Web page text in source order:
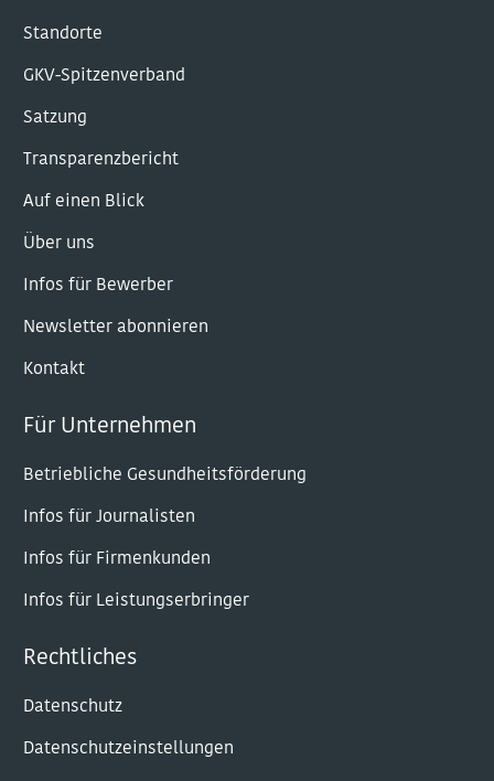
Standorte
GKV-Spitzenverband
Satzung
Transparenzbericht
Auf einen Blick
Über uns
Infos für Bewerber
Newsletter abonnieren
Kontakt
Für Unternehmen
Betriebliche Gesundheitsförderung
Infos für Journalisten
Infos für Firmenkunden
Infos für Leistungserbringer
Rechtliches
Datenschutz
Datenschutzeinstellungen